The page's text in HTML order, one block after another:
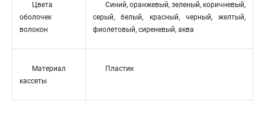
Цвета
оболочек
волокон
Синий, оранжевый, зеленый, коричневый,
серый, белый, красный, черный, желтый,
фиолетовый, сиреневый, аква
Материал
кассеты
Пластик